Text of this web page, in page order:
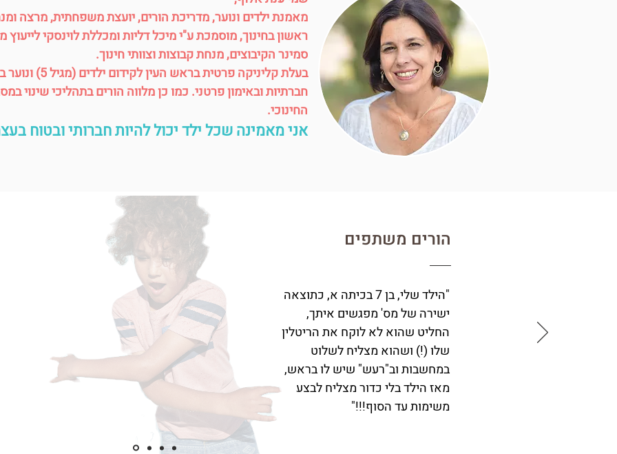
מאמנת ילדים ונוער, מדריכת הורים, יועצת משפחתית, מרצה
ראשון בחינוך, מוסמכת ע"י מיכל דליות ומכללת לוינסקי
סמינר הקיבוצים, מנחת קבוצות וצוותי חינוך.
בעלת קליניקה
חברתיות ובאימון פרטני. כמו כן מלווה הורים בתהליכי שינוי
החינוכי.
אני מאמינה שכל ילד יכול להיות חברותי ובטוח
הורים משתפים
"הילד שלי, בן 7 בכיתה א, כתוצאה
ישירה של מס' מפגשים איתך,
החליט שהוא לא לוקח את הריטלין
שלו (!) ושהוא מצליח לשלוט
במחשבות וב"רעש" שיש לו בראש,
מאז הילד בלי כדור מצליח לבצע
משימות עד הסוף!!!"